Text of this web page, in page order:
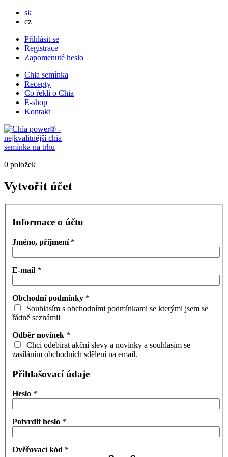
sk
cz
Přihlásit se
Registrace
Zapomenuté heslo
Chia semínka
Recepty
Co řekli o Chia
E-shop
Kontakt
0 položek
Vytvořit účet
Informace o účtu
Jméno, příjmení*
E-mail *
Obchodní podmínky *
Souhlasím s obchodními podmínkami se kterými jsem se
řádně seznámil
Odběr novinek *
Chci odebírat akční slevy a novinky a souhlasím se
zasíláním obchodních sdělení na email.
Přihlašovací údaje
Heslo *
Potvrdit heslo *
Ověřovací kód *